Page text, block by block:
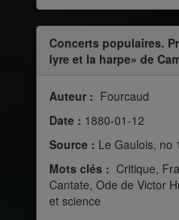
Concerts populaires.
lyre et la harpe» de
Auteur : Fourcaud
Date : 1880-01-12
Source : Le Gaulois, no
Mots clés : Critique,
Cantate, Ode de Victor
et science